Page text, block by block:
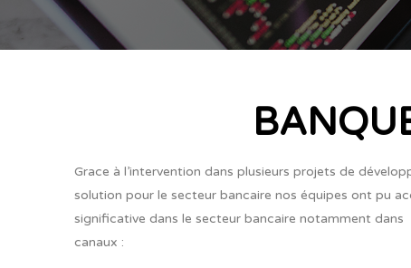
Grace à l’intervention dans plusieurs projets de
solution pour le secteur bancaire nos équipes ont pu
significative dans le secteur bancaire notamment dans
canaux :